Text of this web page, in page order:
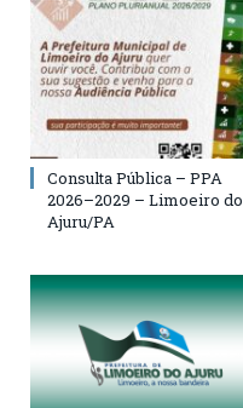
Consulta Pública – PPA
2026–2029 – Limoeiro do
Ajuru/PA